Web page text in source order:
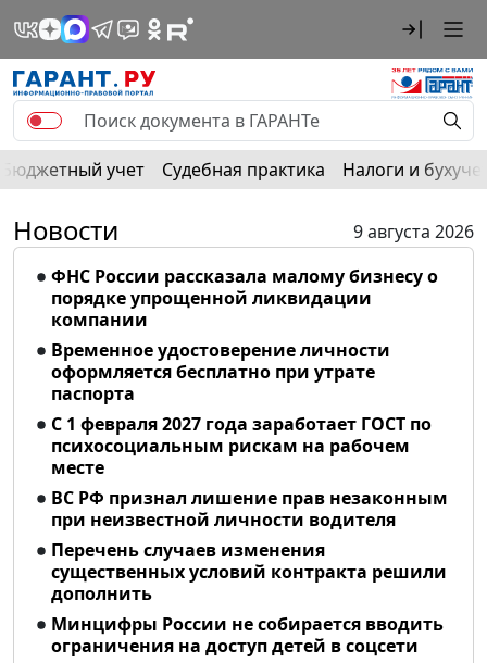
Бюджетный учет Судебная практика Налоги и
Новости
9 августа 2026
ФНС России рассказала малому бизнесу о
порядке упрощенной ликвидации
компании
Временное удостоверение личности
оформляется бесплатно при утрате
паспорта
С 1 февраля 2027 года заработает ГОСТ по
психосоциальным рискам на рабочем
месте
ВС РФ признал лишение прав незаконным
при неизвестной личности водителя
Перечень случаев изменения
существенных условий контракта решили
дополнить
Минцифры России не собирается вводить
ограничения на доступ детей в соцсети